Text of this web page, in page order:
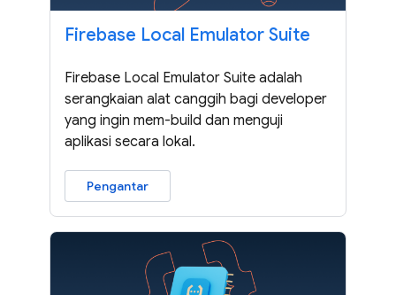
Firebase Local Emulator Suite
Firebase Local Emulator Suite adalah
serangkaian alat canggih bagi developer
yang ingin mem-build dan menguji
aplikasi secara lokal.
Pengantar